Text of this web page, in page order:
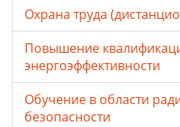
Охрана труда
Повышение
энергоэффективности
Обучение в области
безопасности